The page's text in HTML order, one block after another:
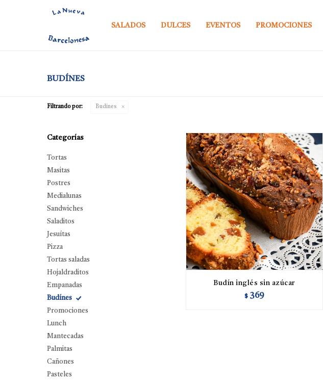
SALADOS DULCES EVENTOS PROMOCIONES
BUDÍNES
Filtrando por: Budínes
Budín inglés sin azúcar
$ 369
Categorías
Tortas
Masitas
Postres
Medialunas
Sandwiches
Saladitos
Jesuítas
Pizza
Tortas saladas
Hojaldraditos
Empanadas
Budínes
Promociones
Lunch
Mantecadas
Palmitas
Cañones
Pasteles